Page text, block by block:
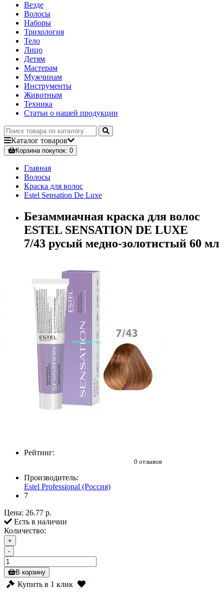
Везде
Волосы
Наборы
Трихология
Тело
Лицо
Детям
Мастерам
Мужчинам
Инструменты
Животным
Техника
Статьи о нашей продукции
Каталог товаров
Корзинапокупок: 0
Главная
Волосы
Краска для волос
Estel Sensation De Luxe
Безаммиачная краска для волос
ESTEL SENSATION DE LUXE
7/43 русый медно-золотистый 60 мл
Рейтинг:
0 отзывов
Производитель:
Estel Professional (Россия)
7
Цена: 26.77 р.
Есть в наличии
Количество:
+
-
В корзину
Купить в 1 клик